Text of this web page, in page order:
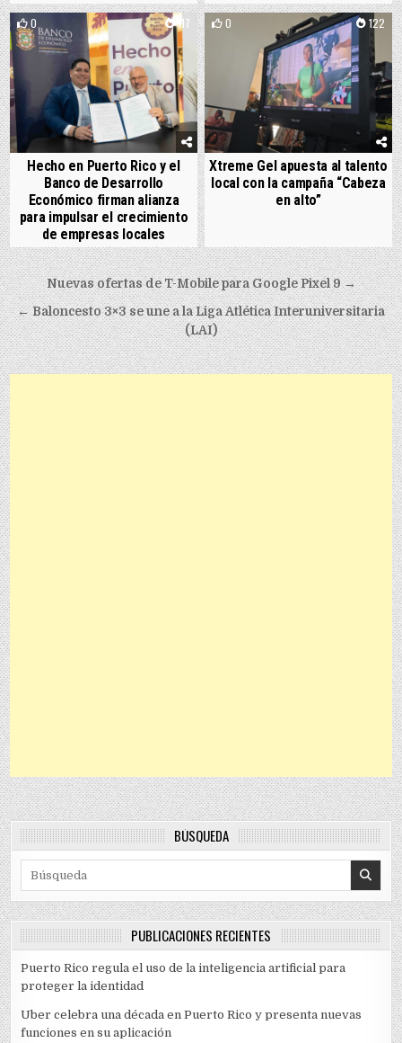
0 117
Hecho en Puerto Rico y el
Banco de Desarrollo
Económico firman alianza
para impulsar el crecimiento
de empresas locales
0 122
Xtreme Gel apuesta al talento
local con la campaña “Cabeza
en alto”
Post navigation
Nuevas ofertas de T-Mobile para Google Pixel 9 →
← Baloncesto 3×3 se une a la Liga Atlética Interuniversitaria
(LAI)
BÚSQUEDA
Search for:
PUBLICACIONES RECIENTES
Puerto Rico regula el uso de la inteligencia artificial para
proteger la identidad
Uber celebra una década en Puerto Rico y presenta nuevas
funciones en su aplicación